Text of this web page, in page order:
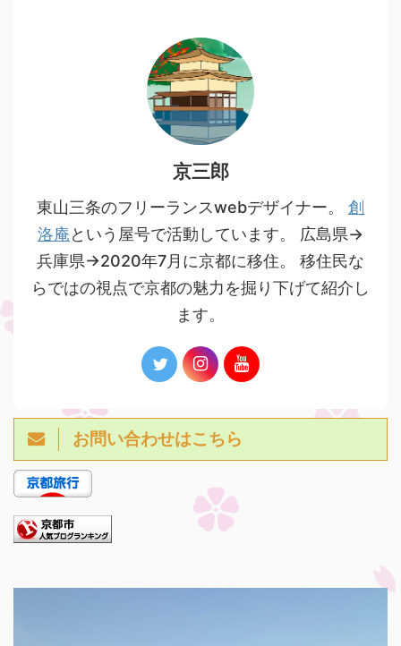
京三郎
東山三条のフリーランスwebデザイナー。 創
洛庵という屋号で活動しています。 広島県→
兵庫県→2020年7月に京都に移住。 移住民な
らではの視点で京都の魅力を掘り下げて紹介し
ます。
お問い合わせはこちら